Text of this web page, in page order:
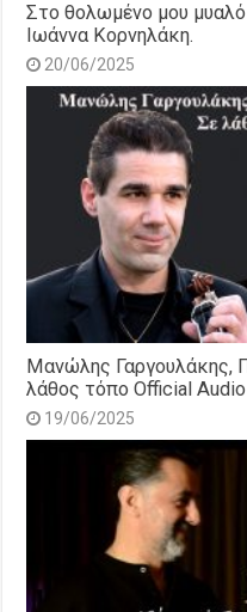
Στο θολωμένο μου
Ιωάννα Κορνηλάκη.
20/06/2025
Μανώλης Γαργουλάκης,
λάθος τόπο Official
19/06/2025